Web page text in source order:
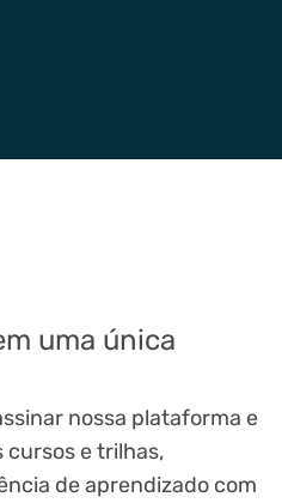
uma única
nossa plataforma e
cursos e trilhas,
de aprendizado com